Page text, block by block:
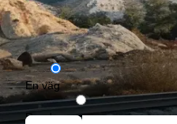
En väg
Rundresa